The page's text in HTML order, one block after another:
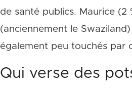
de santé publics. Maurice (2
(anciennement le
également peu touchés par
Qui verse des